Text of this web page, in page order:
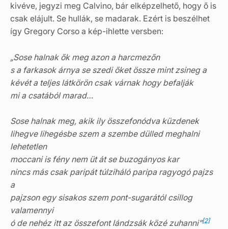
kivéve, jegyzi meg Calvino, bár elképzelhető, hogy ő is
csak elájult. Se hullák, se madarak. Ezért is beszélhet
így Gregory Corso a kép-ihlette versben:
„Sose halnak ők meg azon a harcmezőn
s a farkasok árnya se szedi őket össze mint zsineg a
kévét a teljes látkörön csak várnak hogy befalják
mi a csatából marad…
Sose halnak meg, akik ily összefonódva küzdenek
lihegve lihegésbe szem a szembe dülled meghalni
lehetetlen
moccani is fény nem üt át se buzogányos kar
nincs más csak paripát túlziháló paripa ragyogó pajzs
a
pajzson egy sisakos szem pont-sugarától csillog
valamennyi
ó de nehéz itt az összefont lándzsák közé zuhanni”[2]